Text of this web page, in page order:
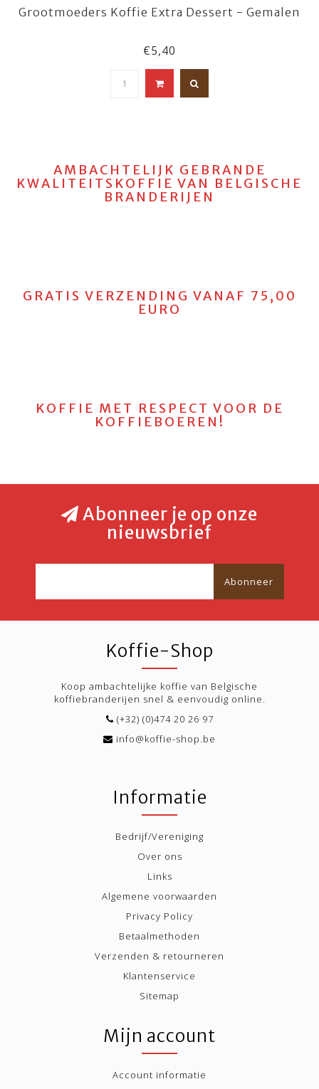
Grootmoeders Koffie Extra Dessert - Gemalen
€5,40
AMBACHTELIJK GEBRANDE
KWALITEITSKOFFIE VAN BELGISCHE
BRANDERIJEN
GRATIS VERZENDING VANAF 75,00
EURO
KOFFIE MET RESPECT VOOR DE
KOFFIEBOEREN!
Abonneer je op onze
nieuwsbrief
Abonneer
Koffie-Shop
Koop ambachtelijke koffie van Belgische
koffiebranderijen snel & eenvoudig online.
(+32) (0)474 20 26 97
info@koffie-shop.be
Informatie
Bedrijf/Vereniging
Over ons
Links
Algemene voorwaarden
Privacy Policy
Betaalmethoden
Verzenden & retourneren
Klantenservice
Sitemap
Mijn account
Account informatie